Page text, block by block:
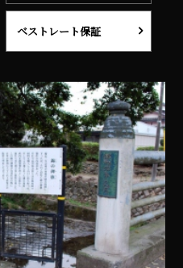
ベストレート保証